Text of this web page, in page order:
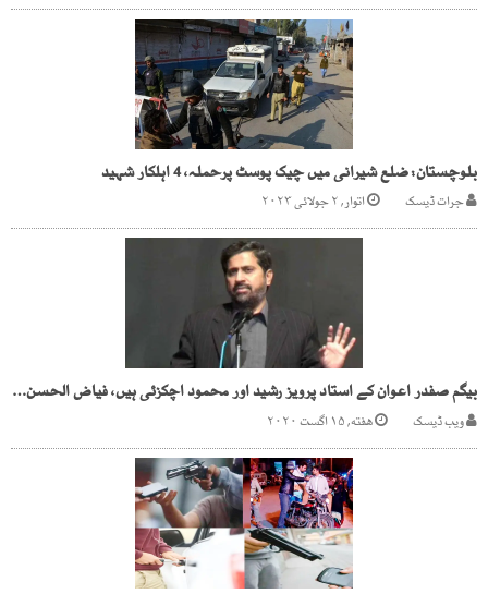
بلوچستان: ضلع شیرانی میں چیک پوسٹ پرحملہ، 4 اہلکار شہید
جرات ڈیسک اتوار, ۲ جولائی ۲۰۲۳
بیگم صفدر اعوان کے استاد پرویز رشید اور محمود اچکزئی ہیں، فیاض الحسن چوہان
ویب ڈیسک هفته, ۱۵ اگست ۲۰۲۰